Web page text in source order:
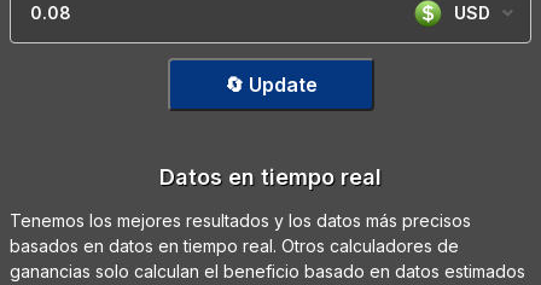
USD
🔄 Update
Datos en tiempo real
Tenemos los mejores resultados y los datos más precisos
basados en datos en tiempo real. Otros calculadores de
ganancias solo calculan el beneficio basado en datos estimados